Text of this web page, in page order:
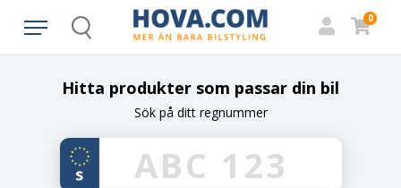
Search
0
Hitta produkter som passar din bil
Sök på ditt regnummer